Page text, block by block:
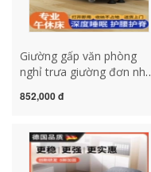
Giường gấp văn phòng
nghỉ trưa giường đơn nhà
hành giường ngủ trưa hiện
852,000 đ